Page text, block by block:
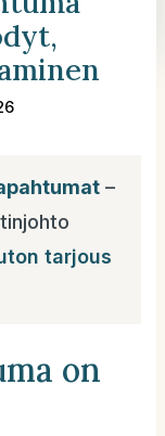
–
tarjous
on